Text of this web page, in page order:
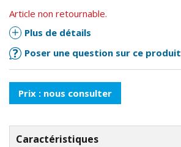
Article non retournable.
Plus de détails
Poser une question sur ce produit
Prix : nous consulter
Caractéristiques